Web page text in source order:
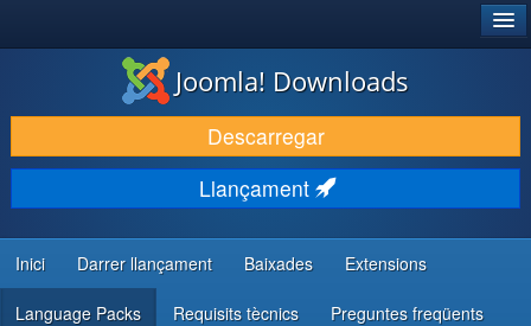
DESCARREGA & AMPLIA
DESCOBRIR & APRENDRE
COMUNITAT & SUPORT
RECURSOS PER DESENVOLUPADORS/ES
Joomla! Downloads
Descarregar
Llançament
Inici Darrer llançament Baixades Extensions
Language Packs Requisits tècnics Preguntes freqüents